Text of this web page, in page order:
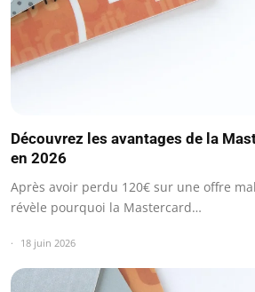
Découvrez les avantages de la
en 2026
Après avoir perdu 120€ sur une offre
révèle pourquoi la Mastercard…
18 juin 2026